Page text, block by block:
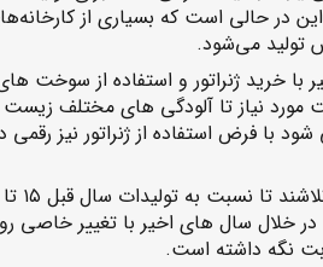
حالی است که بسیاری از
تولید می‌شود.
خرید ژنراتور و استفاده از سوخت
نیاز تا آلودگی های مختلف زیست
خلال سال های اخیر با تغییر خاصی
نگه داشته است.